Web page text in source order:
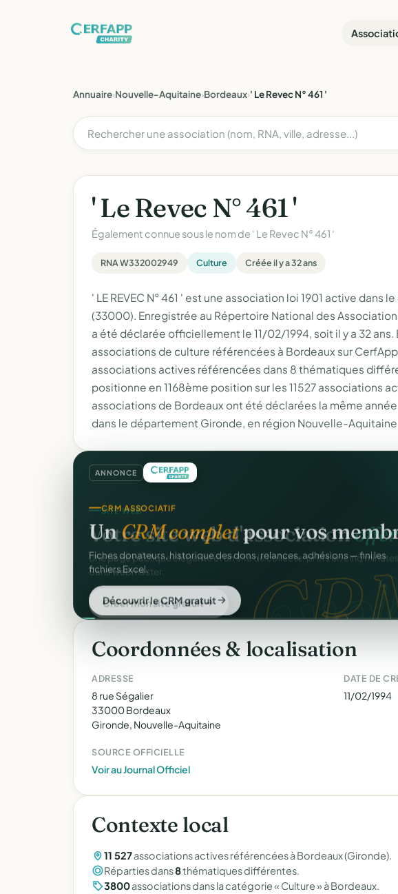
Annuaire›Nouvelle-Aquitaine›Bordeaux›' Le Revec N° 461 '
' Le Revec N° 461 '
Également connue sous le nom de ‘ Le Revec N° 461 ‘
RNA W332002949 Culture Créée il y a 32 ans
' LE REVEC N° 461 ' est une association loi 1901 active dans
(33000). Enregistrée au Répertoire National des
a été déclarée officiellement le 11/02/1994, soit il y a 32
associations de culture référencées à Bordeaux sur
associations actives référencées dans 8 thématiques
positionne en 1168ème position sur les 11527 associations
associations de Bordeaux ont été déclarées la même
dans le département Gironde, en région Nouvelle-
ANNONCE
CRM ASSOCIATIF
UnCRM completpour vos
Fiches donateurs, historique des dons, relances, adhésions — fini les
fichiers Excel.
Découvrir le CRM gratuit
Coordonnées & localisation
ADRESSE
8 rue Ségalier
33000 Bordeaux
Gironde, Nouvelle-Aquitaine
DATE DE
11/02/1994
SOURCE OFFICIELLE
Voir au Journal Officiel
Contexte local
11 527associations actives référencées à Bordeaux (Gironde).
Réparties dans8thématiques différentes.
3800associations dans la catégorie « Culture » à Bordeaux.